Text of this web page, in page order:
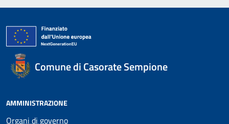
Comune di Casorate Sempione
AMMINISTRAZIONE
Organi di governo